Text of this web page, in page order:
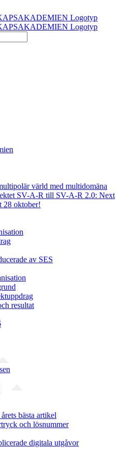
värld med multidomäna
SV-A-R till SV-A-R 2.0: Next
28 oktober!
av SES
resultat
bästa artikel
och lösnummer
digitala utgåvor